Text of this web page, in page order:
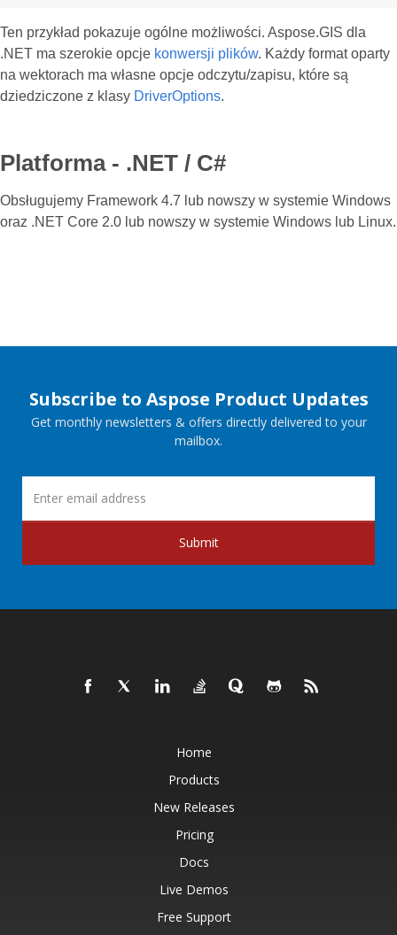
Ten przykład pokazuje ogólne możliwości. Aspose.GIS dla
.NET ma szerokie opcje konwersji plików. Każdy format oparty
na wektorach ma własne opcje odczytu/zapisu, które są
dziedziczone z klasy DriverOptions.
Platforma - .NET / C#
Obsługujemy Framework 4.7 lub nowszy w systemie Windows
oraz .NET Core 2.0 lub nowszy w systemie Windows lub Linux.
Subscribe to Aspose Product Updates
Get monthly newsletters & offers directly delivered to your
mailbox.
Submit
Home
Products
New Releases
Pricing
Docs
Live Demos
Free Support